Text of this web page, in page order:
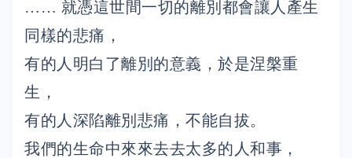
…… 就憑這世間一切的離別都會讓人產生
同樣的悲痛，
有的人明白了離別的意義，於是涅槃重
生，
有的人深陷離別悲痛，不能自拔。
我們的生命中來來去去太多的人和事，